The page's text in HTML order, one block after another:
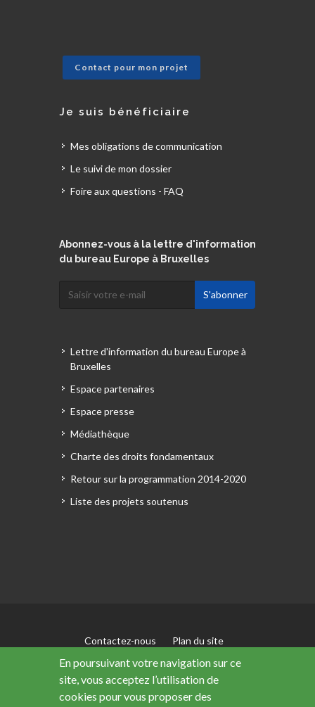
En poursuivant votre navigation sur ce
site, vous acceptez l’utilisation de
cookies pour vous proposer des
Contact pour mon projet
Je suis bénéficiaire
Mes obligations de communication
Le suivi de mon dossier
Foire aux questions - FAQ
Abonnez-vous à la lettre d'information
du bureau Europe à Bruxelles
Lettre d'information du bureau Europe à
Bruxelles
Espace partenaires
Espace presse
Médiathèque
Charte des droits fondamentaux
Retour sur la programmation 2014-2020
Liste des projets soutenus
Contactez-nous
Plan du site
Mentions légales
Accessibilité : non conforme
Données personnelles